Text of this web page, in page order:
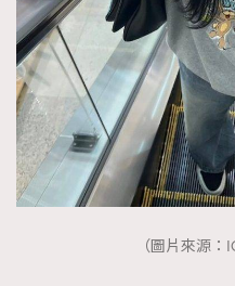
（圖片來源：